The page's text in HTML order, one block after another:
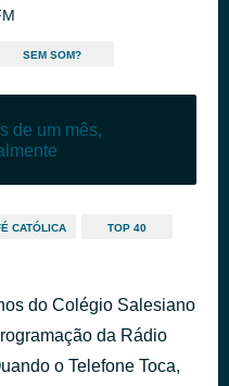
SEM SOM?
de um mês,
CATÓLICA TOP 40
do Colégio Salesiano
da Rádio
o Telefone Toca,